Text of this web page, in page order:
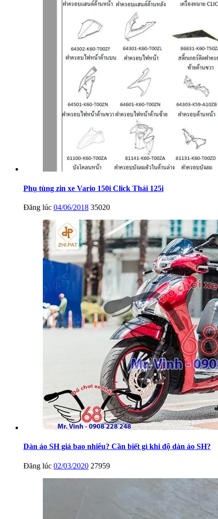
Phụ tùng zin xe Vario 150i Click Thái 125i
Đăng lúc 04/06/2018 35020
Dàn áo SH giá bao nhiêu? Cần biết gì khi độ dàn áo SH?
Đăng lúc 02/03/2020 27959